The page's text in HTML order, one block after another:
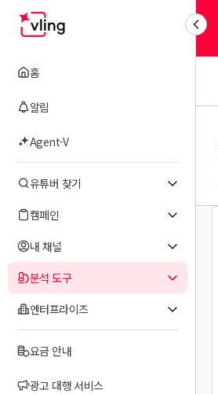
홈
알림
Agent-V
유튜버 찾기
캠페인
내 채널
분석 도구
엔터프라이즈
요금 안내
광고 대행 서비스